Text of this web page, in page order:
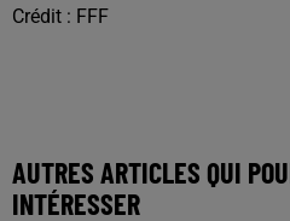
Crédit : FFF
AUTRES ARTICLES QUI
INTÉRESSER